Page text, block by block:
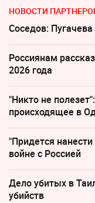
НОВОСТИ
Соседов:
Россиянам
2026 года
"Никто не
происходящее в
"Придется
войне с Россией
Дело убитых в
убийств